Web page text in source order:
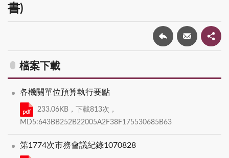
書)
檔案下載
各機關單位預算執行要點
233.06KB，下載813次，
MD5:643BB252B22005A2F38F175530685B63
第1774次市務會議紀錄1070828